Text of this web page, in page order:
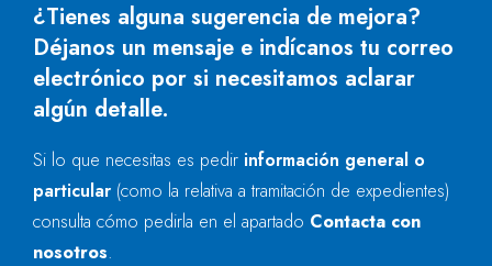
¿Tienes alguna sugerencia de mejora?
Déjanos un mensaje e indícanos tu correo
electrónico por si necesitamos aclarar
algún detalle.
Si lo que necesitas es pedir información general o
particular (como la relativa a tramitación de expedientes)
consulta cómo pedirla en el apartado Contacta con
nosotros.